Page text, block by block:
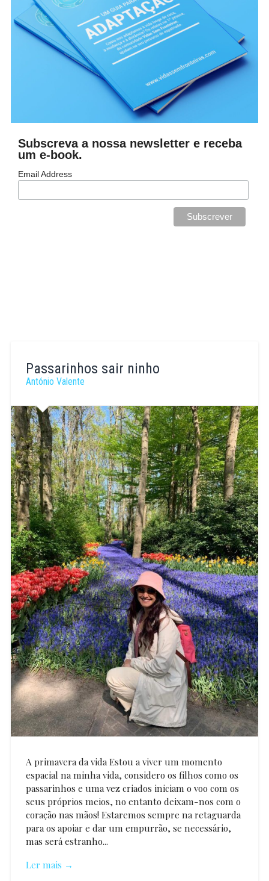
Subscreva a nossa newsletter e receba
um e-book.
Email Address
Passarinhos sair ninho
António Valente
A primavera da vida Estou a viver um momento
espacial na minha vida, considero os filhos como os
passarinhos e uma vez criados iniciam o voo com os
seus próprios meios, no entanto deixam-nos com o
coração nas mãos! Estaremos sempre na retaguarda
para os apoiar e dar um empurrão, se necessário,
mas será estranho...
Ler mais →